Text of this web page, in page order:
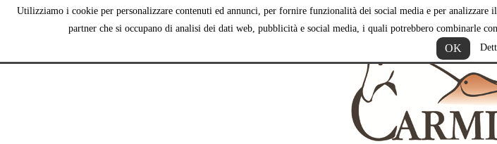
Utilizziamo i cookie per personalizzare contenuti ed annunci, per fornire funzionalità dei social media e per
partner che si occupano di analisi dei dati web, pubblicità e social media, i quali potrebbero combinarle
OK